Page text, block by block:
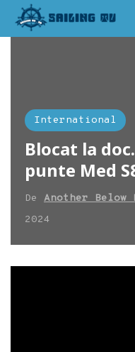
International
Blocat la
punte Med
De Another Below
2024